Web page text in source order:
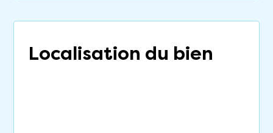
Localisation du bien